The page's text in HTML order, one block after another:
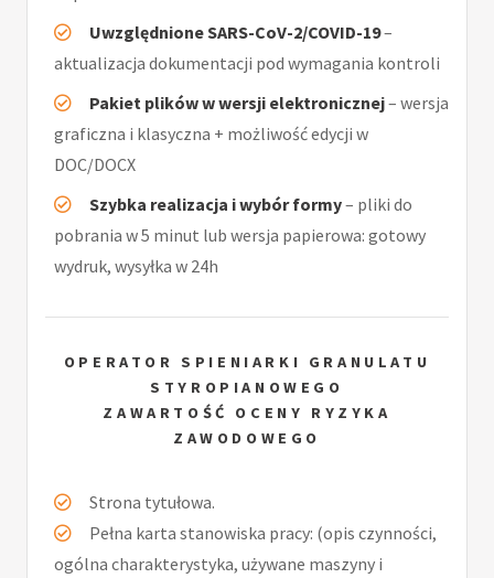
Uwzględnione SARS-CoV-2/COVID-19–
aktualizacja dokumentacji pod wymagania kontroli
Pakiet plików w wersji elektronicznej– wersja
graficzna i klasyczna + możliwość edycji w
DOC/DOCX
Szybka realizacja i wybór formy– pliki do
pobrania w 5 minut lub wersja papierowa: gotowy
wydruk, wysyłka w 24h
OPERATOR SPIENIARKI GRANULATU
STYROPIANOWEGO
ZAWARTOŚĆ OCENY RYZYKA
ZAWODOWEGO
Strona tytułowa.
Pełna karta stanowiska pracy: (opis czynności,
ogólna charakterystyka, używane maszyny i